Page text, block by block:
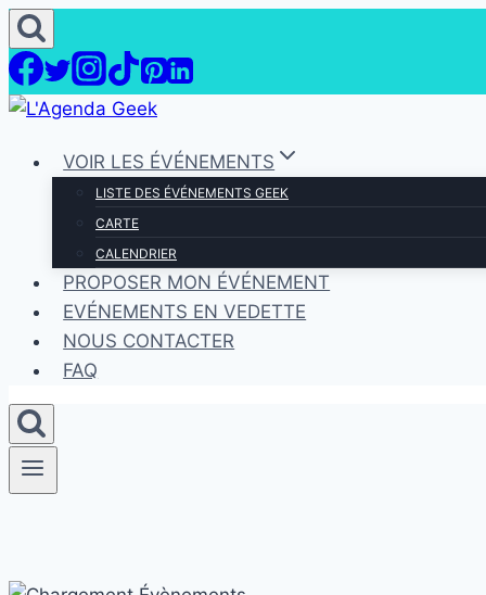
Aller
au
contenu
VOIR LES ÉVÉNEMENTS
LISTE DES ÉVÉNEMENTS GEEK
CARTE
CALENDRIER
PROPOSER MON ÉVÉNEMENT
EVÉNEMENTS EN VEDETTE
NOUS CONTACTER
FAQ